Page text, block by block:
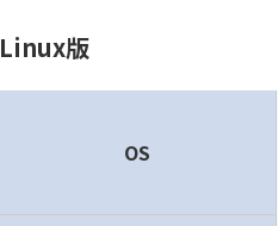
Linux版
OS